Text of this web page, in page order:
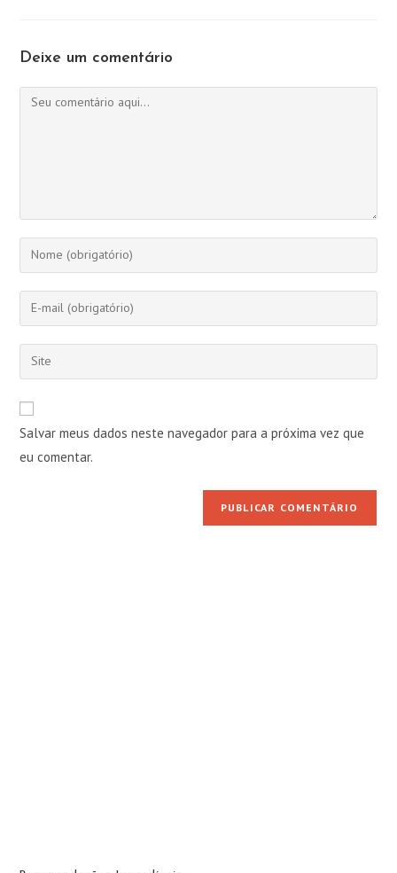
Deixe um comentário
Comentário
Digite
seu
nome
ou
de
usuário
para
Digite
seu
endereço
de
para
comentar
Digite
o
do
seu
site
Salvar meus dados neste navegador para a próxima vez que
eu comentar.